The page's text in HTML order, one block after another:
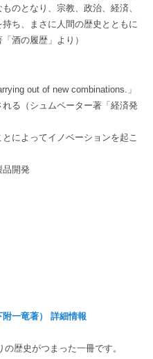
のとなり、宗教、政治、経済、
ち、まさに人間の歴史とともに
酒の履歴」より）
out of new combinations.」
る（シュムペーター著「経済発
によってイノベーションを起こ
品開発
附一竜著） 詳細情報
歴史がつまった一冊です。